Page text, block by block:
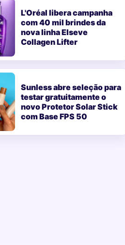
L'Oréal libera campanha
com 40 mil brindes da
nova linha Elseve
Collagen Lifter
Sunless abre seleção para
testar gratuitamente o
novo Protetor Solar Stick
com Base FPS 50